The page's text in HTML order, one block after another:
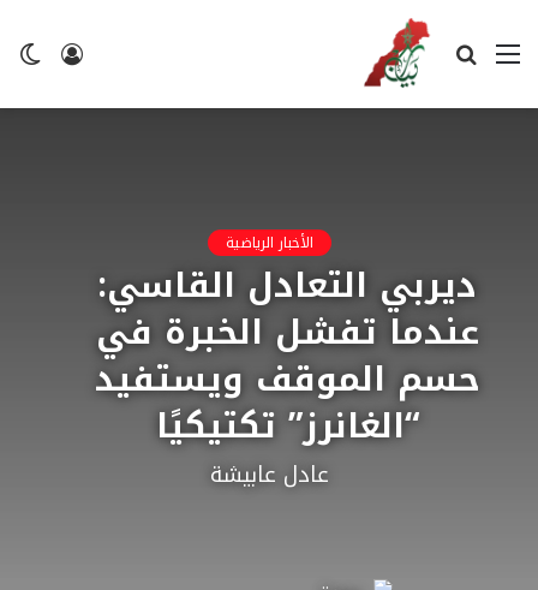
تسجيل
القائمة بحث
الأخبار الرياضية
ديربي التعادل القاسي:
عندما تفشل الخبرة في
حسم الموقف ويستفيد
“الغانرز” تكتيكيًا
عادل عابيشة